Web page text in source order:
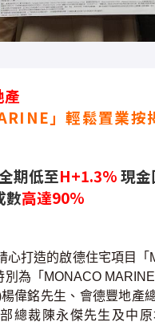
產
」輕鬆置業按
期低至H+1.3%現
數高達90%
心打造的啟德住宅項目
別為「MONACO
偉銘先生、會德豐地產
總裁陳永傑先生及中